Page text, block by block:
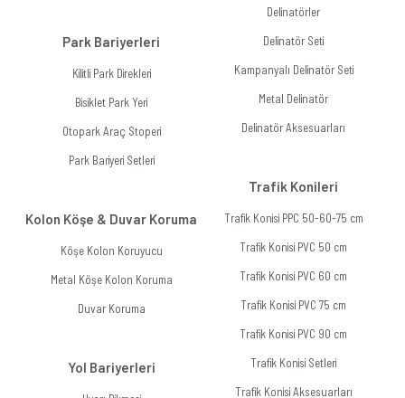
Park Bariyerleri
Kilitli Park Direkleri
Bisiklet Park Yeri
Otopark Araç Stoperi
Park Bariyeri Setleri
Kolon Köşe & Duvar Koruma
Köşe Kolon Koruyucu
Metal Köşe Kolon Koruma
Duvar Koruma
Yol Bariyerleri
Delinatörler
Delinatör Seti
Kampanyalı Delinatör Seti
Metal Delinatör
Delinatör Aksesuarları
Trafik Konileri
Trafik Konisi PPC 50-60-75 cm
Trafik Konisi PVC 50 cm
Trafik Konisi PVC 60 cm
Trafik Konisi PVC 75 cm
Trafik Konisi PVC 90 cm
Trafik Konisi Setleri
Trafik Konisi Aksesuarları